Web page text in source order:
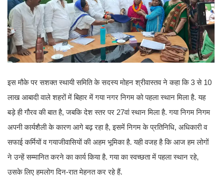
इस मौके पर सशक्त स्थायी समिति के सदस्य मोहन श्रीवास्तव ने कहा कि 3 से 10
लाख आबादी वाले शहरों में बिहार में गया नगर निगम को पहला स्थान मिला है. यह
बड़े ही गौरव की बात है, जबकि देश स्तर पर 27वां स्थान मिला है. गया निगम निगम
अपनी कार्यशैली के कारण आगे बढ़ रहा है, इसमें निगम के प्रतिनिधि, अधिकारी व
सफाई कर्मियों व गयाजीवासियों की अहम भूमिका है. यही वजह है कि आज हम लोगों
ने उन्हें सम्मानित करने का कार्य किया है. गया का स्वच्छता में पहला स्थान रहे,
उसके लिए हमलोग दिन-रात मेहनत कर रहे हैं.